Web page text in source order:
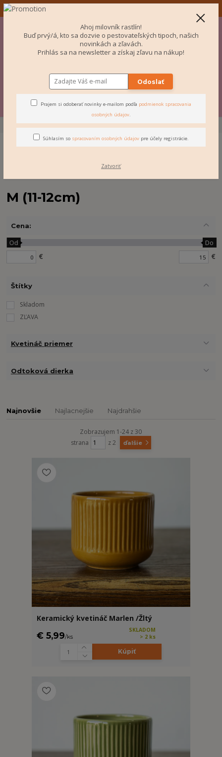
Po-Pi 10-16:00
Úvod KVETINÁČE Vyber si veľkosť M (11-12cm)
M (11-12cm)
Cena:
€
Od Do
€
Štítky
Skladom
ZĽAVA
Kvetináč priemer
Odtoková dierka
Najnovšie Najlacnejšie Najdrahšie
Zobrazujem 1-24 z 30
strana
z 2 ďalšie
Keramický kvetináč Marlen /Žltý
€ 5,99/ks
SKLADOM
> 2 ks
Kúpiť
Ahoj milovník rastlín!
Buď prvý/á, kto sa dozvie o pestovateľských tipoch, našich
novinkách a zľavách.
Prihlás sa na newsletter a získaj zľavu na nákup!
Odoslať
Prajem si odoberať novinky e-mailom podľa podmienok spracovania
osobných údajov.
Súhlasím so spracovaním osobných údajov pre účely registrácie.
Zatvoriť